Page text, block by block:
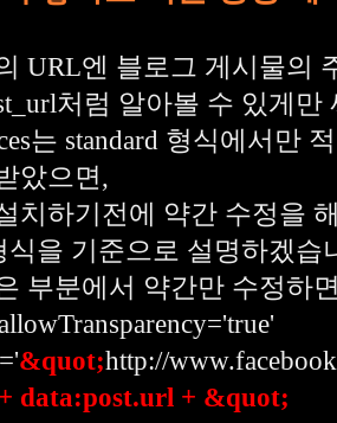
URL엔 블로그 게시물의
처럼 알아볼 수 있게
는 standard 형식에서만
았으면,
치하기전에 약간 수정을
식을 기준으로 설명하겠습
부분에서 약간만 수정하
&quot;http://
data:post.url + &quot;